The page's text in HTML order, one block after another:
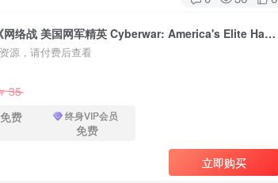
军事纪录片《网络战 美国网军精英 Cyberwar: America's Elite Hacking Force》下载
源，请付费后查看
35
免费 终身VIP会员
免费
立即购买